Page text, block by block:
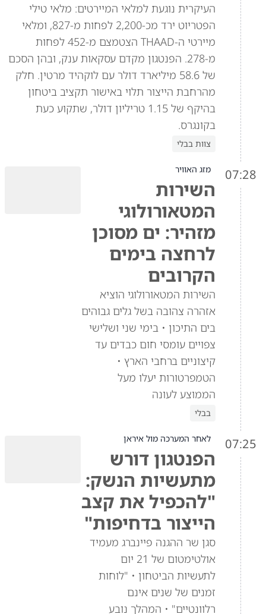
העיקרית נוגעת למלאי המיירטים: מלאי טילי
הפטריוט ירד מכ-2,200 לפחות מ-827, ומלאי
מיירטי ה-THAAD הצטמצם מ-452 לפחות
מ-278. הפנטגון מקדם עסקאות ענק, ובהן הסכם
של 58.6 מיליארד דולר עם לוקהיד מרטין. חלק
מהרחבת הייצור תלוי באישור תקציב ביטחון
בהיקף של 1.15 טריליון דולר, שתקוע כעת
בקונגרס.
צוות בבלי
07:28 מזג האוויר
השירות
המטאורולוגי
מזהיר: ים מסוכן
לרחצה בימים
הקרובים
השירות המטאורולוגי הוציא
אזהרה צהובה בשל גלים גבוהים
בים התיכון • בימי שני ושלישי
צפויים עומסי חום כבדים עד
קיצוניים ברחבי הארץ •
הטמפרטורות יעלו מעל
הממוצע לעונה
בבלי
07:25 לאחר המערכה מול איראן
הפנטגון דורש
מתעשיות הנשק:
"להכפיל את קצב
הייצור בדחיפות"
סגן שר ההגנה פיינברג מעמיד
אולטימטום של 21 יום
לתעשיות הביטחון • "לוחות
זמנים של שנים אינם
רלוונטיים" • המהלך נובע